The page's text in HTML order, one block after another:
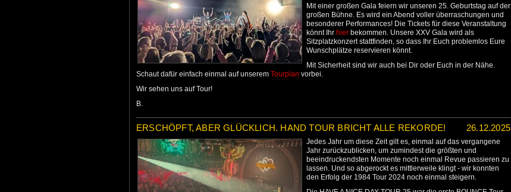
Mit einer großen Gala feiern wir unseren 25. Geburtstag auf der
großen Bühne. Es wird ein Abend voller überraschungen und
besonderer Performances! Die Tickets für diese Veranstaltung
könnt Ihr hier bekommen. Unsere XXV Gala wird als
Sitzplatzkonzert stattfinden, so dass Ihr Euch problemlos Eure
Wunschplätze reservieren könnt.
Mit Sicherheit sind wir auch bei Dir oder Euch in der Nähe.
Schaut dafür einfach einmal auf unserem Tourplan vorbei.
Wir sehen uns auf Tour!
B.
ERSCHÖPFT, ABER GLÜCKLICH. HAND TOUR BRICHT ALLE REKORDE! 26.12.2025
Jedes Jahr um diese Zeit gilt es, einmal auf das vergangene
Jahr zurückzublicken, um zumindest die größten und
beeindruckendsten Momente noch einmal Revue passieren zu
lassen. Und so abgerockt es mittlerweile klingt - wir konnten
den Erfolg der 1984 Tour 2024 noch einmal steigern.